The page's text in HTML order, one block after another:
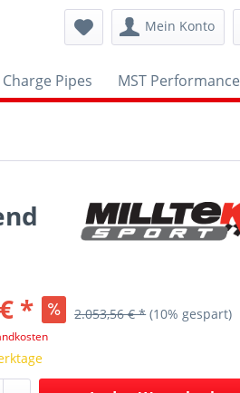
Mein Konto
Charge Pipes MST Performance
* 2.053,56 € * (10% gespart)